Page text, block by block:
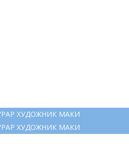
ХУДОЖНИК МАКИ
ХУДОЖНИК МАКИ